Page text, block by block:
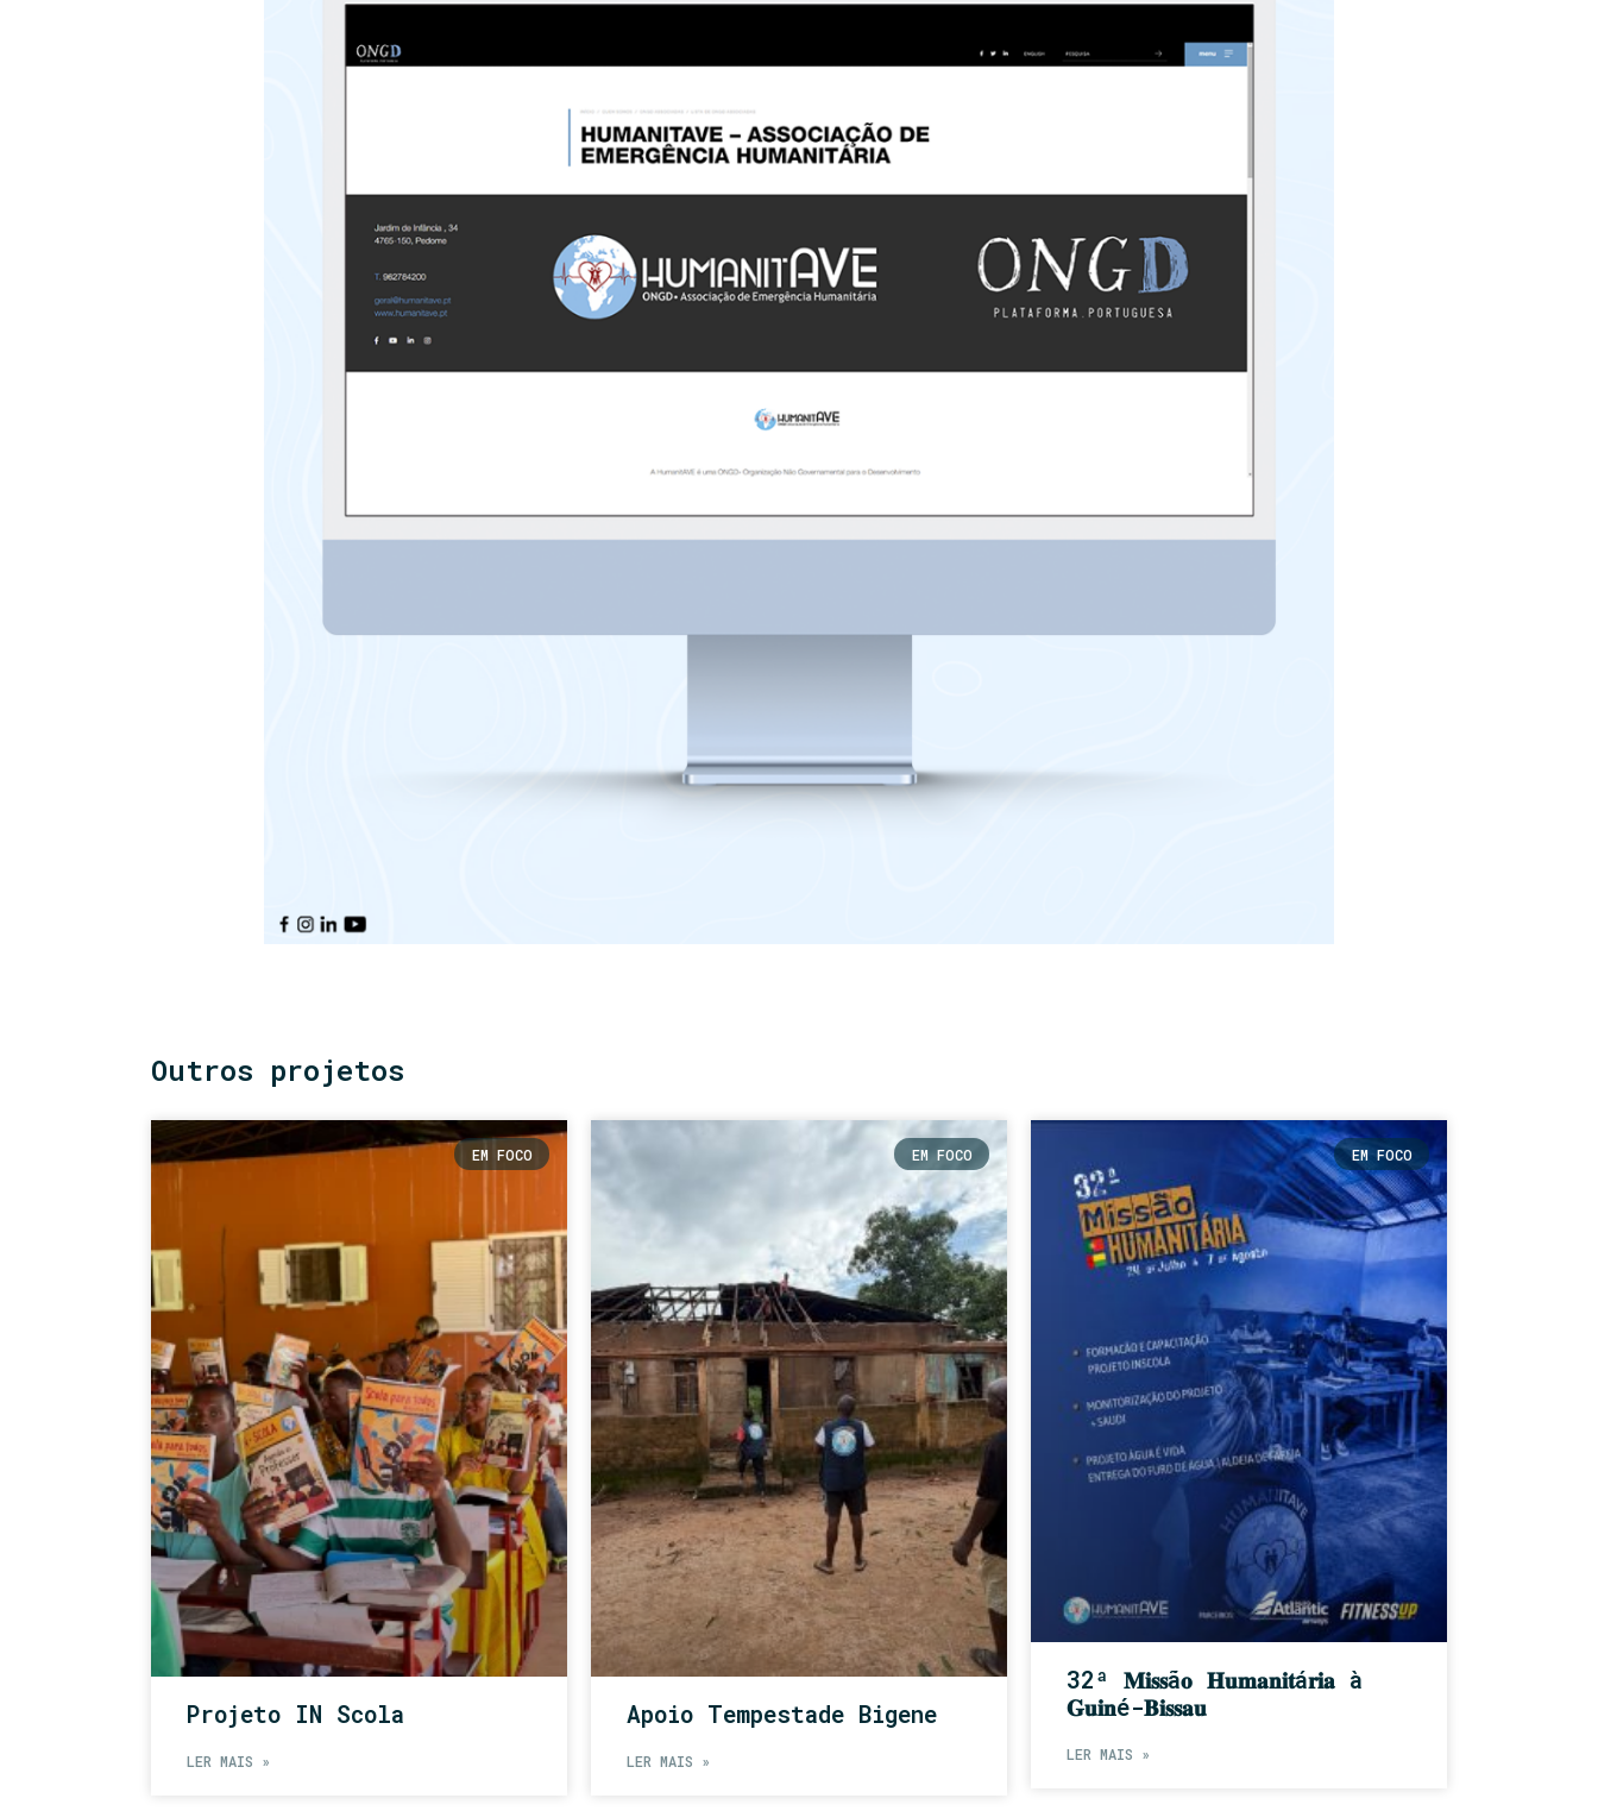
Outros projetos
EM FOCO
Projeto IN Scola
LER MAIS »
EM FOCO
Apoio Tempestade Bigene
LER MAIS »
EM FOCO
32ª 𝐌𝐢𝐬𝐬ã𝐨 𝐇𝐮𝐦𝐚𝐧𝐢𝐭á𝐫𝐢𝐚 à
𝐆𝐮𝐢𝐧é-𝐁𝐢𝐬𝐬𝐚𝐮
LER MAIS »